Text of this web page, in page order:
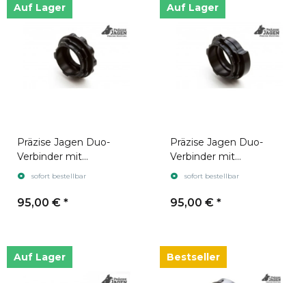
Auf Lager
Präzise Jagen Duo-
Verbinder mit
Anschlussgewinde
& Proton
sofort bestellbar
95,00 € *
Auf Lager
Präzise Jagen Duo-
Verbinder mit
Anschlussgewinde
sofort bestellbar
95,00 € *
Auf Lager Bestseller